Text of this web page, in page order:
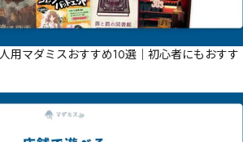
用マダミスおすすめ10選｜初心者にもおすす